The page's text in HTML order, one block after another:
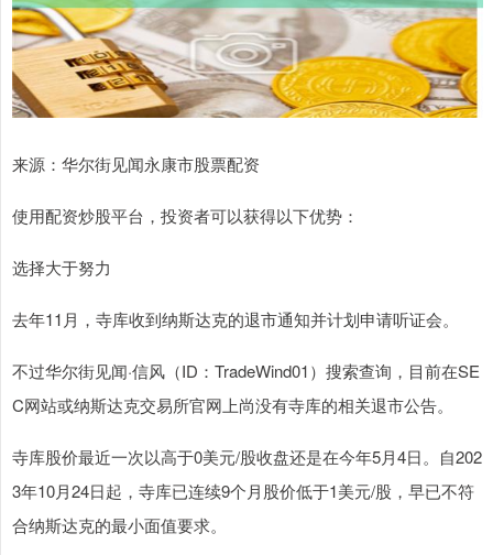
来源：华尔街见闻永康市股票配资
使用配资炒股平台，投资者可以获得以下优势：
选择大于努力
去年11月，寺库收到纳斯达克的退市通知并计划申请听证会。
不过华尔街见闻·信风（ID：TradeWind01）搜索查询，目前在SE
C网站或纳斯达克交易所官网上尚没有寺库的相关退市公告。
寺库股价最近一次以高于0美元/股收盘还是在今年5月4日。自202
3年10月24日起，寺库已连续9个月股价低于1美元/股，早已不符
合纳斯达克的最小面值要求。